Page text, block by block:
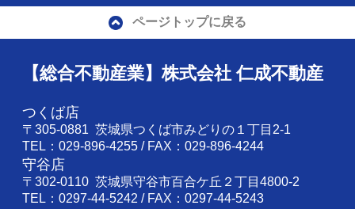
ページトップに戻る
【総合不動産業】株式会社 仁成不動産
つくば店
〒305-0881 茨城県つくば市みどりの１丁目2-1
TEL：029-896-4255 / FAX：029-896-4244
守谷店
〒302-0110 茨城県守谷市百合ケ丘２丁目4800-2
TEL：0297-44-5242 / FAX：0297-44-5243